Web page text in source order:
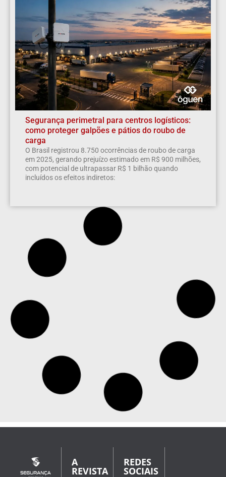
Segurança perimetral para centros logísticos:
como proteger galpões e pátios do roubo de
carga
O Brasil registrou 8.750 ocorrências de roubo de carga
em 2025, gerando prejuízo estimado em R$ 900 milhões,
com potencial de ultrapassar R$ 1 bilhão quando
incluídos os efeitos indiretos:
Governo Trump lança site para comercializar
tecnologias antidrone
No site divulgado pelo Departamento de Guerra dos
EUA, empresas e países poderão vender e comprar
sistemas antidrone O governo de Donald Trump lançou